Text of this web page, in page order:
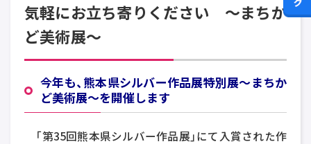
気軽にお立ち寄りください ～まちか
ど美術展～
今年も、熊本県シルバー作品展特別展～まちか
ど美術展～を開催します
「第35回熊本県シルバー作品展」にて入賞された作